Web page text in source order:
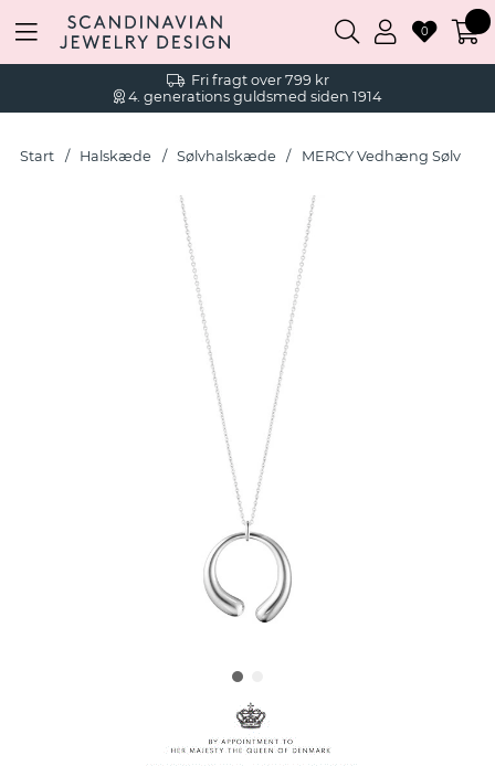
Fri fragt over 799 kr
4. generations guldsmed siden 1914
0
Start Halskæde Sølvhalskæde MERCY Vedhæng Sølv